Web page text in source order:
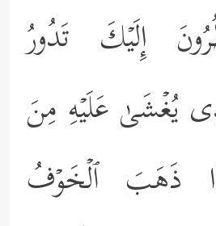
إِلَیۡكَ تَدُورُ
یُغۡشَىٰ عَلَیۡهِ مِنَ
ذَهَبَ ٱلۡخَوۡفُ